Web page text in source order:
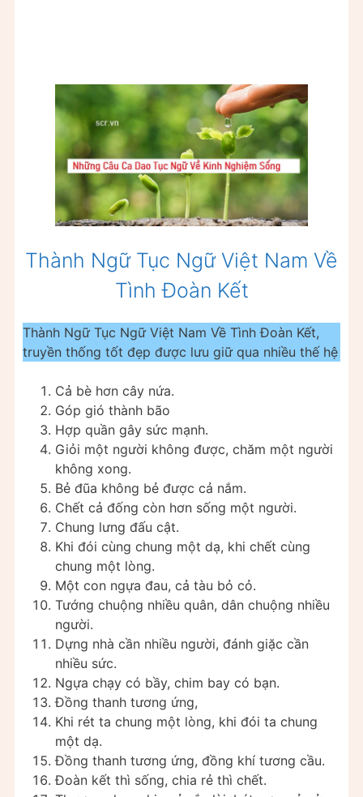
Thành Ngữ Tục Ngữ Việt Nam Về
Tình Đoàn Kết
Thành Ngữ Tục Ngữ Việt Nam Về Tình Đoàn Kết,
truyền thống tốt đẹp được lưu giữ qua nhiều thế hệ
Cả bè hơn cây nứa.
Góp gió thành bão
Hợp quần gây sức mạnh.
Giỏi một người không được, chăm một người
không xong.
Bẻ đũa không bẻ được cả nắm.
Chết cả đống còn hơn sống một người.
Chung lưng đấu cật.
Khi đói cùng chung một dạ, khi chết cùng
chung một lòng.
Một con ngựa đau, cả tàu bỏ cỏ.
Tướng chuộng nhiều quân, dân chuộng nhiều
người.
Dựng nhà cần nhiều người, đánh giặc cần
nhiều sức.
Ngựa chạy có bầy, chim bay có bạn.
Đồng thanh tương ứng,
Khi rét ta chung một lòng, khi đói ta chung
một dạ.
Đồng thanh tương ứng, đồng khí tương cầu.
Đoàn kết thì sống, chia rẻ thì chết.